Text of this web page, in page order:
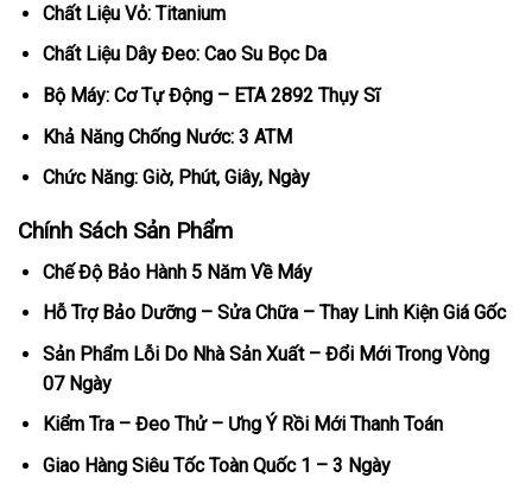
Chất Liệu Vỏ: Titanium
Chất Liệu Dây Đeo: Cao Su Bọc Da
Bộ Máy: Cơ Tự Động – ETA 2892 Thụy Sĩ
Khả Năng Chống Nước: 3 ATM
Chức Năng: Giờ, Phút, Giây, Ngày
Chính Sách Sản Phẩm
Chế Độ Bảo Hành 5 Năm Về Máy
Hỗ Trợ Bảo Dưỡng – Sửa Chữa – Thay Linh Kiện Giá Gốc
Sản Phẩm Lỗi Do Nhà Sản Xuất – Đổi Mới Trong Vòng
07 Ngày
Kiểm Tra – Đeo Thử – Ưng Ý Rồi Mới Thanh Toán
Giao Hàng Siêu Tốc Toàn Quốc 1 – 3 Ngày